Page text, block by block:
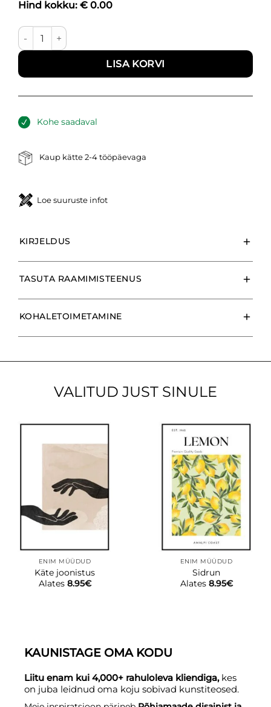
Hind kokku: € 0.00
Namasté kogus
LISA KORVI
Kohe saadaval
Kaup kätte 2-4 tööpäevaga
Loe suuruste infot
KIRJELDUS
TASUTA RAAMIMISTEENUS
KOHALETOIMETAMINE
VALITUD JUST SINULE
ENIM MÜÜDUD
Käte joonistus
Alates 8.95€
ENIM MÜÜDUD
Sidrun
Alates 8.95€
KAUNISTAGE OMA KODU
Liitu enam kui 4,000+ rahuloleva kliendiga, kes
on juba leidnud oma koju sobivad kunstiteosed.